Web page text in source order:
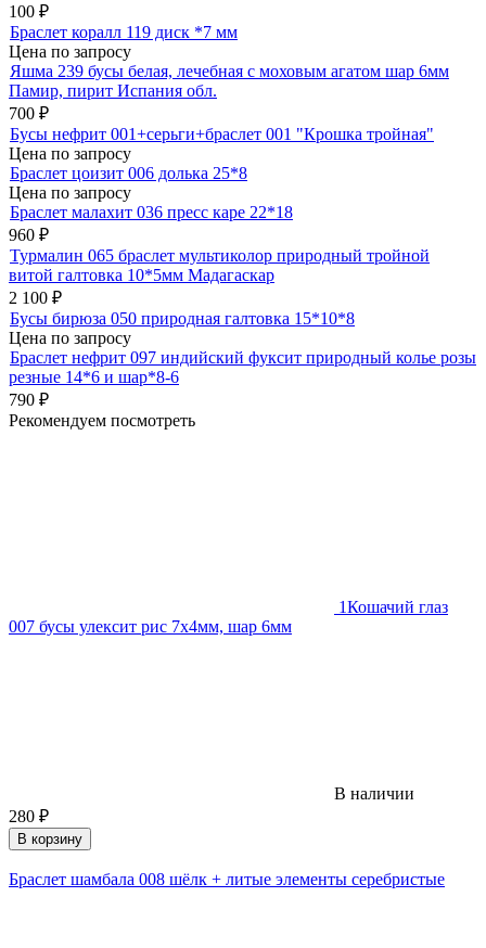
100 ₽
Браслет коралл 119 диск *7 мм
Цена по запросу
Яшма 239 бусы белая, лечебная с моховым агатом шар 6мм
Памир, пирит Испания обл.
700 ₽
Бусы нефрит 001+серьги+браслет 001 "Крошка тройная"
Цена по запросу
Браслет цоизит 006 долька 25*8
Цена по запросу
Браслет малахит 036 пресс каре 22*18
960 ₽
Турмалин 065 браслет мультиколор природный тройной
витой галтовка 10*5мм Мадагаскар
2 100 ₽
Бусы бирюза 050 природная галтовка 15*10*8
Цена по запросу
Браслет нефрит 097 индийский фуксит природный колье розы
резные 14*6 и шар*8-6
790 ₽
Рекомендуем посмотреть
1Кошачий глаз
007 бусы улексит рис 7х4мм, шар 6мм
В наличии
280 ₽
В корзину
Браслет шамбала 008 шёлк + литые элементы серебристые